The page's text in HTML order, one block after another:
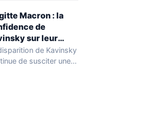
Macron : la
de
sur leur
de Kavinsky
de susciter une